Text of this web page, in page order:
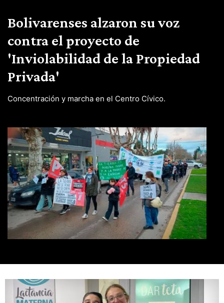
Bolivarenses alzaron su voz
contra el proyecto de
'Inviolabilidad de la Propiedad
Privada'
Concentración y marcha en el Centro Cívico.